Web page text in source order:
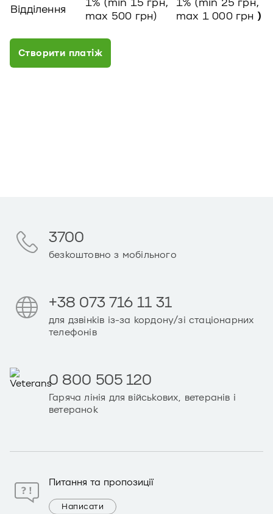
Відділення
1% (min 15 грн,
max 500 грн)
1% (min 25 грн,
max 1 000 грн )
Створити платiж
3700
безкоштовно з мобільного
+38 073 716 11 31
для дзвінків із-за кордону/зі стаціонарних
телефонів
0 800 505 120
Гаряча лінія для військових, ветеранів і
ветеранок
Питання та пропозиції
Написати